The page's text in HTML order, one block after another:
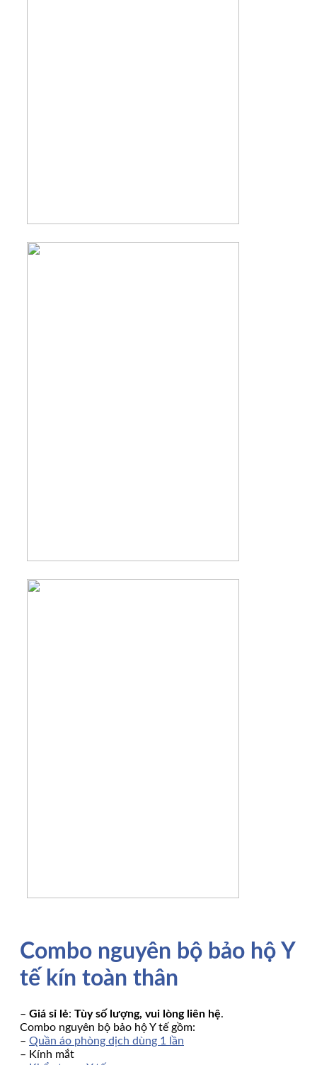
Combo nguyên bộ bảo hộ Y
tế kín toàn thân
– Giá sỉ lẻ: Tùy số lượng, vui lòng liên hệ.
Combo nguyên bộ bảo hộ Y tế gồm:
– Quần áo phòng dịch dùng 1 lần
– Kính mắt